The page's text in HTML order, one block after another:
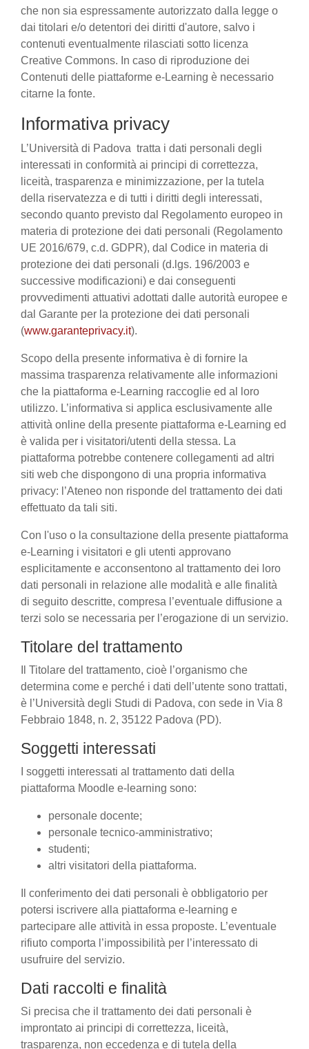
che non sia espressamente autorizzato dalla legge o
dai titolari e/o detentori dei diritti d'autore, salvo i
contenuti eventualmente rilasciati sotto licenza
Creative Commons. In caso di riproduzione dei
Contenuti delle piattaforme e-Learning è necessario
citarne la fonte.
Informativa privacy
L’Università di Padova tratta i dati personali degli
interessati in conformità ai principi di correttezza,
liceità, trasparenza e minimizzazione, per la tutela
della riservatezza e di tutti i diritti degli interessati,
secondo quanto previsto dal Regolamento europeo in
materia di protezione dei dati personali (Regolamento
UE 2016/679, c.d. GDPR), dal Codice in materia di
protezione dei dati personali (d.lgs. 196/2003 e
successive modificazioni) e dai conseguenti
provvedimenti attuativi adottati dalle autorità europee e
dal Garante per la protezione dei dati personali
(www.garanteprivacy.it).
Scopo della presente informativa è di fornire la
massima trasparenza relativamente alle informazioni
che la piattaforma e-Learning raccoglie ed al loro
utilizzo. L’informativa si applica esclusivamente alle
attività online della presente piattaforma e-Learning ed
è valida per i visitatori/utenti della stessa. La
piattaforma potrebbe contenere collegamenti ad altri
siti web che dispongono di una propria informativa
privacy: l’Ateneo non risponde del trattamento dei dati
effettuato da tali siti.
Con l'uso o la consultazione della presente piattaforma
e-Learning i visitatori e gli utenti approvano
esplicitamente e acconsentono al trattamento dei loro
dati personali in relazione alle modalità e alle finalità
di seguito descritte, compresa l’eventuale diffusione a
terzi solo se necessaria per l’erogazione di un servizio.
Titolare del trattamento
Il Titolare del trattamento, cioè l’organismo che
determina come e perché i dati dell’utente sono trattati,
è l’Università degli Studi di Padova, con sede in Via 8
Febbraio 1848, n. 2, 35122 Padova (PD).
Soggetti interessati
I soggetti interessati al trattamento dati della
piattaforma Moodle e-learning sono:
personale docente;
personale tecnico-amministrativo;
studenti;
altri visitatori della piattaforma.
Il conferimento dei dati personali è obbligatorio per
potersi iscrivere alla piattaforma e-learning e
partecipare alle attività in essa proposte. L’eventuale
rifiuto comporta l’impossibilità per l’interessato di
usufruire del servizio.
Dati raccolti e finalità
Si precisa che il trattamento dei dati personali è
improntato ai principi di correttezza, liceità,
trasparenza, non eccedenza e di tutela della